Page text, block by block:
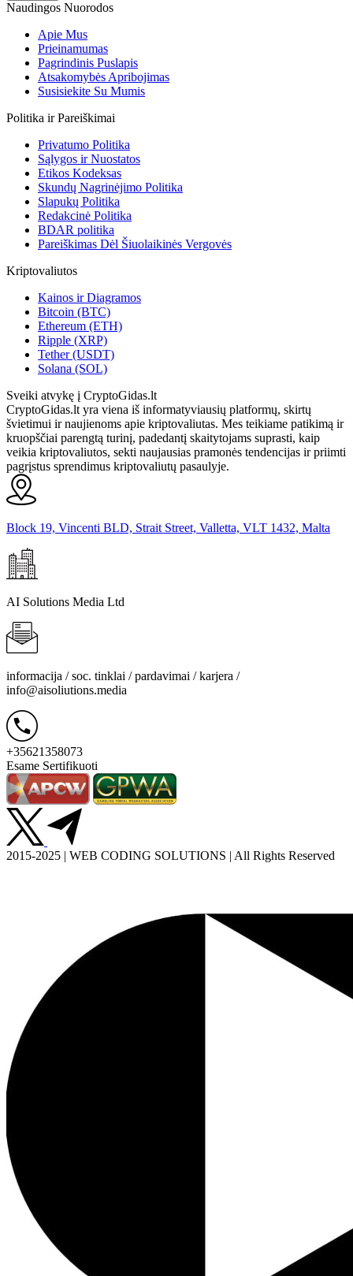
Naudingos Nuorodos
Apie Mus
Prieinamumas
Pagrindinis Puslapis
Atsakomybės Apribojimas
Susisiekite Su Mumis
Politika ir Pareiškimai
Privatumo Politika
Sąlygos ir Nuostatos
Etikos Kodeksas
Skundų Nagrinėjimo Politika
Slapukų Politika
Redakcinė Politika
BDAR politika
Pareiškimas Dėl Šiuolaikinės Vergovės
Kriptovaliutos
Kainos ir Diagramos
Bitcoin (BTC)
Ethereum (ETH)
Ripple (XRP)
Tether (USDT)
Solana (SOL)
Sveiki atvykę į CryptoGidas.lt
CryptoGidas.lt yra viena iš informatyviausių platformų, skirtų
švietimui ir naujienoms apie kriptovaliutas. Mes teikiame patikimą ir
kruopščiai parengtą turinį, padedantį skaitytojams suprasti, kaip
veikia kriptovaliutos, sekti naujausias pramonės tendencijas ir priimti
pagrįstus sprendimus kriptovaliutų pasaulyje.
Block 19, Vincenti BLD, Strait Street, Valletta, VLT 1432, Malta
AI Solutions Media Ltd
informacija / soc. tinklai / pardavimai / karjera /
info@aisoliutions.media
+35621358073
Esame Sertifikuoti
2015-2025 | WEB CODING SOLUTIONS | All Rights Reserved